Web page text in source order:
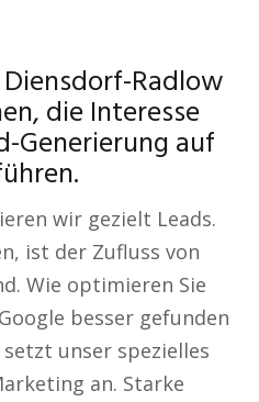
Radlow
die Interesse
Generierung auf
wir gezielt Leads.
ist der Zufluss von
Wie optimieren Sie
besser gefunden
unser spezielles
an. Starke